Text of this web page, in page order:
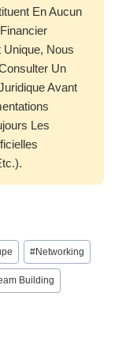
En Aucun
Unique, Nous
Un
Avant
Les
#Networking
Building